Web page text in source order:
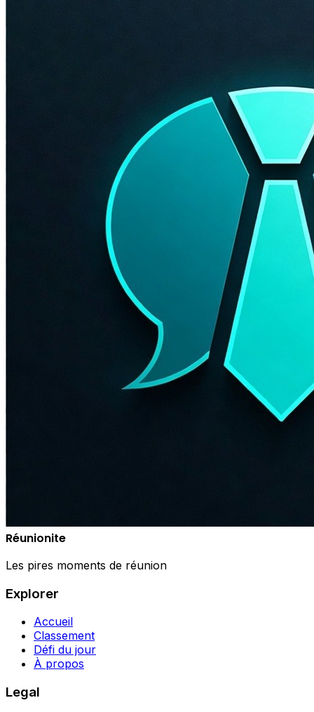
Réunionite
Les pires moments de réunion
Explorer
Accueil
Classement
Défi du jour
À propos
Legal